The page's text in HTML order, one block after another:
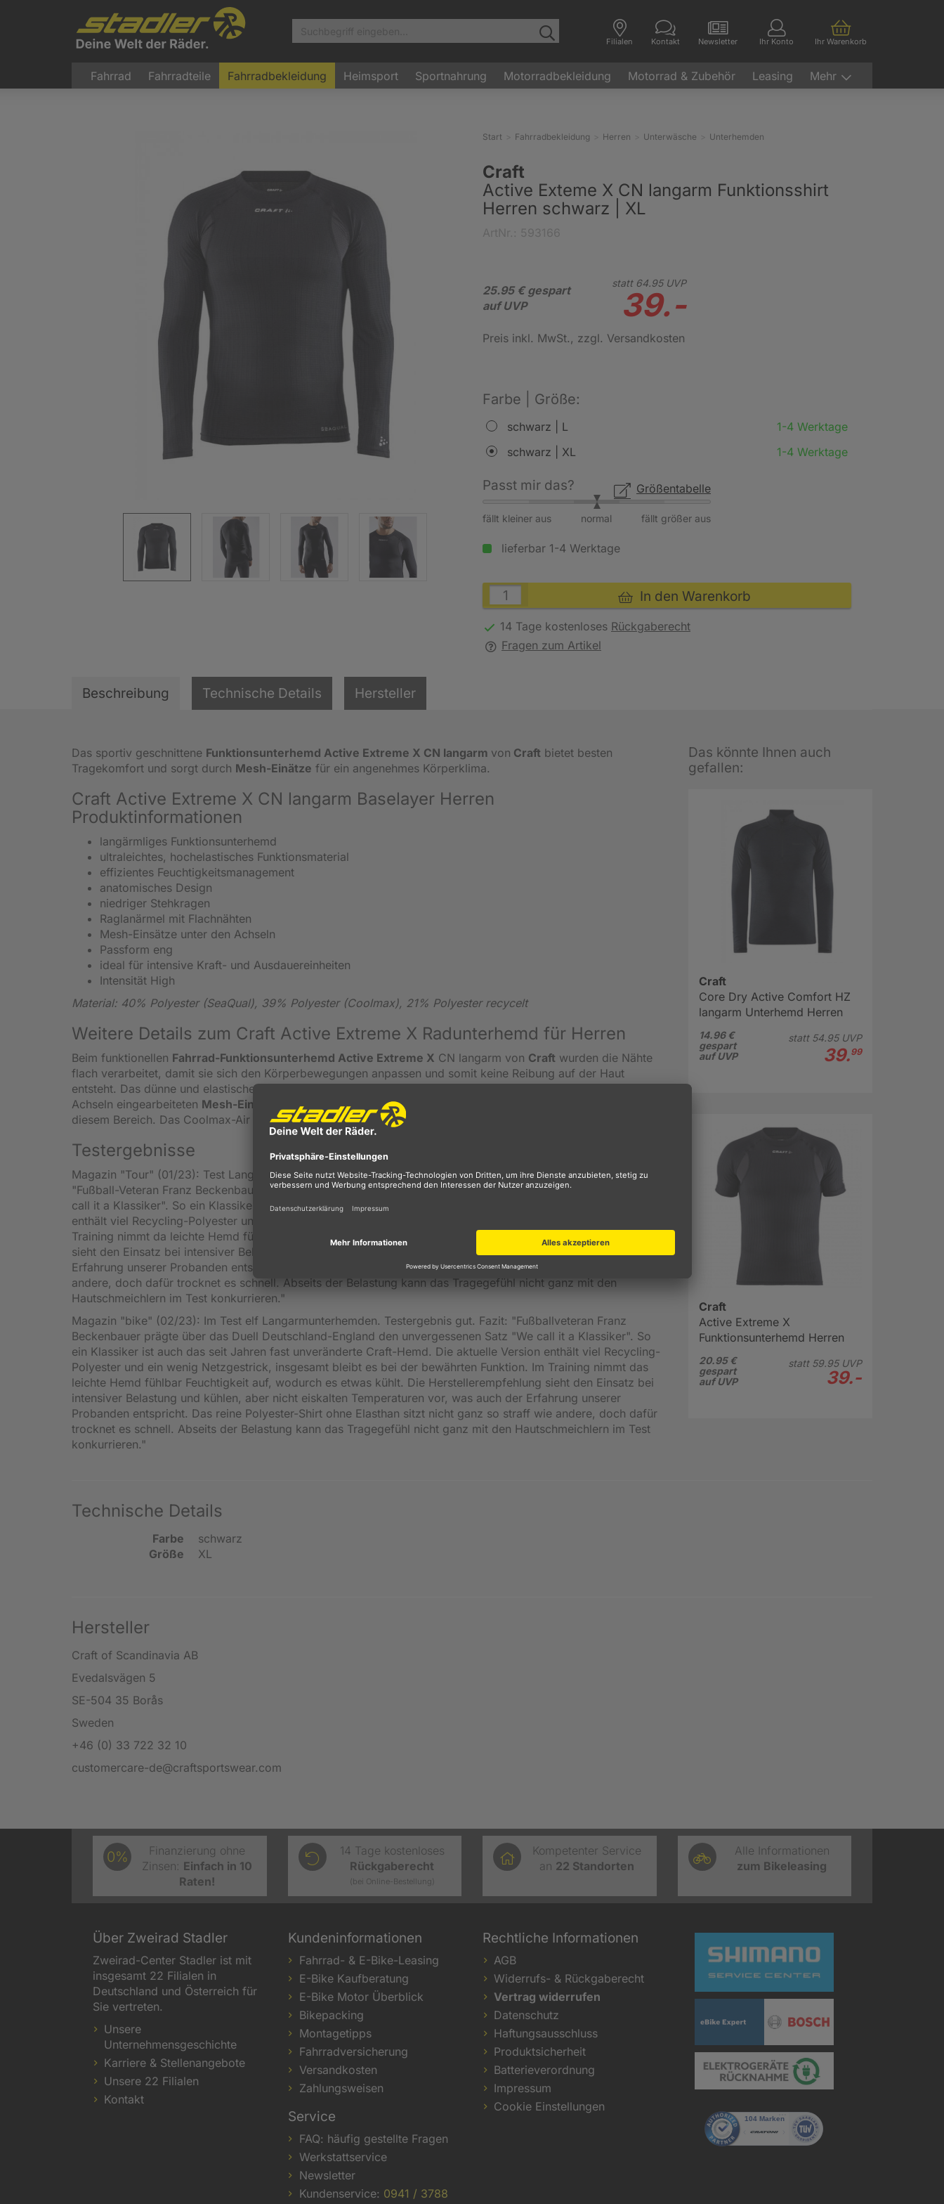
Filialen Kontakt Newsletter Ihr Konto Ihr Warenkorb
Fahrrad Fahrradteile Fahrradbekleidung Heimsport Sportnahrung Motorradbekleidung Motorrad & Zubehör Leasing Mehr
Start Fahrradbekleidung Herren Unterwäsche Unterhemden
Craft
Active Exteme X CN langarm Funktionsshirt
Herren schwarz | XL
25.95 € gespart
auf UVP
statt 64.95UVP
39.-
Preis inkl. MwSt., zzgl. Versandkosten
Farbe | Größe:
schwarz | L
1-4 Werktage
schwarz | XL
1-4 Werktage
Größentabelle
Passt mir das?
fällt kleiner aus fällt größer aus
normal
lieferbar 1-4 Werktage
In den Warenkorb
14 Tage kostenloses Rückgaberecht
Fragen zum Artikel
Beschreibung Technische Details Hersteller
Das sportiv geschnittene Funktionsunterhemd Active Extreme X CN langarm von Craft bietet besten
Tragekomfort und sorgt durch Mesh-Einätze für ein angenehmes Körperklima.
Craft Active Extreme X CN langarm Baselayer Herren
Produktinformationen
langärmliges Funktionsunterhemd
ultraleichtes, hochelastisches Funktionsmaterial
effizientes Feuchtigkeitsmanagement
anatomisches Design
niedriger Stehkragen
Raglanärmel mit Flachnähten
Mesh-Einsätze unter den Achseln
Passform eng
ideal für intensive Kraft- und Ausdauereinheiten
Intensität High
Material: 40% Polyester (SeaQual), 39% Polyester (Coolmax), 21% Polyester recycelt
Weitere Details zum Craft Active Extreme X Radunterhemd für Herren
Beim funktionellen Fahrrad-Funktionsunterhemd Active Extreme X CN langarm von Craft wurden die Nähte
flach verarbeitet, damit sie sich den Körperbewegungen anpassen und somit keine Reibung auf der Haut
entsteht. Das dünne und elastische Funktionsmaterial bietet einMaximum an Tragekomfort.Die unter den
Achseln eingearbeiteten Mesh-Einsätze
verhindern die Überhitzung des Körpers und erhöhen die Belüftung in
diesem Bereich. Das Coolmax-Air sorgt für besseren Feuchtigkeitstransport und ein gutes Körperklima.
Testergebnisse
Magazin "Tour" (01/23): Test Langarmunterhemden (11 Langarmunterhemden im Test: Gesamturteil gut; Fazit:
"Fußball-Veteran Franz Beckenbauer prägte über das Duell Deutschland-England den unvergessenen Satz "We
call it a Klassiker". So ein Klassiker ist auch das seit Jahren fast unveränderte Craft-Hemd. Die aktuelle Version
enthält viel Recycling-Polyester und ein wenig Netzgestrick, insgesamt bleibt es bei der bewährten Funktion. Im
Training nimmt da leichte Hemd fühlbar Feuchtigkeit auf, wodurch es etwas kühlt. Die Herstellerempfehlung
sieht den Einsatz bei intensiver Belastung und kühlen, aber nicht eiskalten Temperaturen vor, was auch der
Erfahrung unserer Probanden entspricht. Das reine Polyestershirt ohne Elasthan sitz nicht ganz so straff wie
andere, doch dafür trocknet es schnell. Abseits der Belastung kann das Tragegefühl nicht ganz mit den
Hautschmeichlern im Test konkurrieren."
Magazin "bike" (02/23): Im Test elf Langarmunterhemden. Testergebnis gut. Fazit: "Fußballveteran Franz
Beckenbauer prägte über das Duell Deutschland-England den unvergessenen Satz "We call it a Klassiker". So
ein Klassiker ist auch das seit Jahren fast unveränderte Craft-Hemd. Die aktuelle Version enthält viel Recycling-
Polyester und ein wenig Netzgestrick, insgesamt bleibt es bei der bewährten Funktion. Im Training nimmt das
leichte Hemd fühlbar Feuchtigkeit auf, wodurch es etwas kühlt. Die Herstellerempfehlung sieht den Einsatz bei
intensiver Belastung und kühlen, aber nicht eiskalten Temperaturen vor, was auch der Erfahrung unserer
Probanden entspricht. Das reine Polyester-Shirt ohne Elasthan sitzt nicht ganz so straff wie andere, doch dafür
trocknet es schnell. Abseits der Belastung kann das Tragegefühl nicht ganz mit den Hautschmeichlern im Test
konkurrieren."
Das könnte Ihnen auch
gefallen:
Craft
Core Dry Active Comfort HZ
langarm Unterhemd Herren
14.96 €
gespart
auf UVP
statt 54.95UVP
39.99
Craft
Active Extreme X
Funktionsunterhemd Herren
20.95 €
gespart
auf UVP
statt 59.95UVP
39.-
Technische Details
Farbe
schwarz
Größe
XL
Hersteller
Craft of Scandinavia AB
Evedalsvägen 5
SE-504 35 Borås
Sweden
+46 (0) 33 722 32 10
customercare-de@craftsportswear.com
0%
Finanzierung ohne
Zinsen: Einfach in 10
Raten!
14 Tage kostenloses
Rückgaberecht
(bei Online-Bestellung)
Kompetenter Service
an 22 Standorten
Alle Informationen
zum Bikeleasing
Über Zweirad Stadler
Zweirad-Center Stadler ist mit
insgesamt 22 Filialen in
Deutschland und Österreich für
Sie vertreten.
Unsere
Unternehmensgeschichte
Karriere & Stellenangebote
Unsere 22 Filialen
Kontakt
Kundeninformationen
Fahrrad- & E-Bike-Leasing
E-Bike Kaufberatung
E-Bike Motor Überblick
Bikepacking
Montagetipps
Fahrradversicherung
Versandkosten
Zahlungsweisen
Service
FAQ: häufig gestellte Fragen
Werkstattservice
Newsletter
Kundenservice: 0941 / 3788
Rechtliche Informationen
AGB
Widerrufs- & Rückgaberecht
Vertrag widerrufen
Datenschutz
Haftungsausschluss
Produktsicherheit
Batterieverordnung
Impressum
Cookie Einstellungen